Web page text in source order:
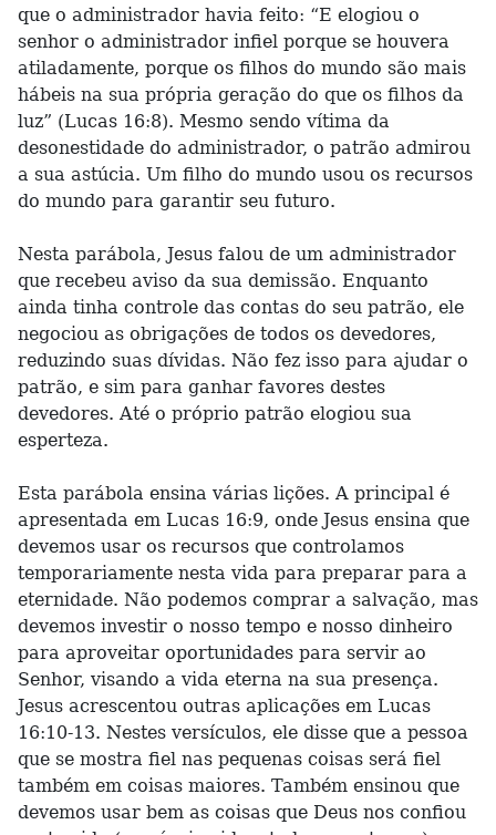
que o administrador havia feito: “E elogiou o
senhor o administrador infiel porque se houvera
atiladamente, porque os filhos do mundo são mais
hábeis na sua própria geração do que os filhos da
luz” (Lucas 16:8). Mesmo sendo vítima da
desonestidade do administrador, o patrão admirou
a sua astúcia. Um filho do mundo usou os recursos
do mundo para garantir seu futuro.
Nesta parábola, Jesus falou de um administrador
que recebeu aviso da sua demissão. Enquanto
ainda tinha controle das contas do seu patrão, ele
negociou as obrigações de todos os devedores,
reduzindo suas dívidas. Não fez isso para ajudar o
patrão, e sim para ganhar favores destes
devedores. Até o próprio patrão elogiou sua
esperteza.
Esta parábola ensina várias lições. A principal é
apresentada em Lucas 16:9, onde Jesus ensina que
devemos usar os recursos que controlamos
temporariamente nesta vida para preparar para a
eternidade. Não podemos comprar a salvação, mas
devemos investir o nosso tempo e nosso dinheiro
para aproveitar oportunidades para servir ao
Senhor, visando a vida eterna na sua presença.
Jesus acrescentou outras aplicações em Lucas
16:10-13. Nestes versículos, ele disse que a pessoa
que se mostra fiel nas pequenas coisas será fiel
também em coisas maiores. Também ensinou que
devemos usar bem as coisas que Deus nos confiou